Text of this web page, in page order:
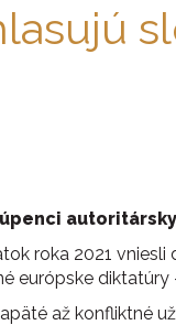
roka 2021
európske diktatúry
až konfliktné